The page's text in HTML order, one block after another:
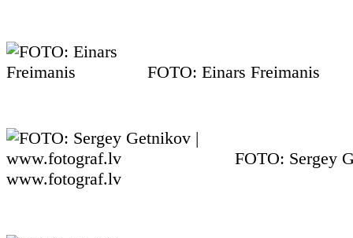
FOTO: Einars Freimanis
FOTO: Sergey
www.fotograf.lv